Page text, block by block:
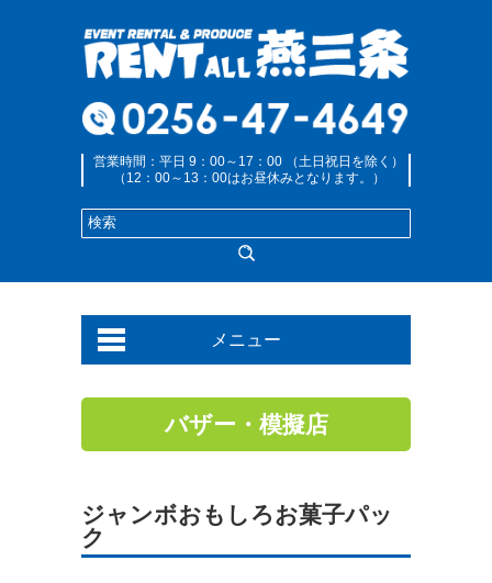
営業時間：平日 9：00～17：00 （土日祝日を除く）
（12：00～13：00はお昼休みとなります。）
メニュー
バザー・模擬店
ジャンボおもしろお菓子パッ
ク